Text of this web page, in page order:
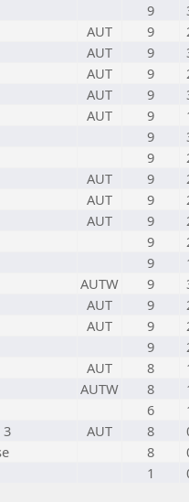
9
AUT 9
AUT 9
AUT 9
AUT 9
AUT 9
9
9
AUT 9
AUT 9
AUT 9
9
9
AUTW 9
AUT 9
AUT 9
9
AUT 8
AUTW 8
6
3 AUT 8
8
1